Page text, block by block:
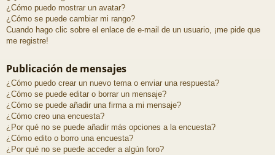
¿Cómo puedo mostrar un avatar?
¿Cómo se puede cambiar mi rango?
Cuando hago clic sobre el enlace de e-mail de un usuario, ¡me pide que
me registre!
Publicación de mensajes
¿Cómo puedo crear un nuevo tema o enviar una respuesta?
¿Cómo se puede editar o borrar un mensaje?
¿Cómo se puede añadir una firma a mi mensaje?
¿Cómo creo una encuesta?
¿Por qué no se puede añadir más opciones a la encuesta?
¿Cómo edito o borro una encuesta?
¿Por qué no se puede acceder a algún foro?